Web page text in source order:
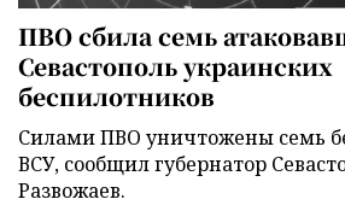
ПВО сбила семь
Севастополь украинских
беспилотников
Силами ПВО уничтожены семь
ВСУ, сообщил губернатор
Развожаев.